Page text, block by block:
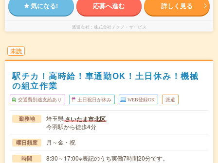
気になる! 応募へ進む 詳しく見る
派遣会社 株式会社テクノ・サービス
未読
駅チカ！高時給！車通勤OK！土日休み！機械
の組立作業
交通費別途支給あり 土日祝日が休み WEB登録OK 派遣
勤務地 埼玉県さいたま市北区
今羽駅から徒歩4分
曜日頻度 月～金・祝
時間 8:30～17:00※表記のうち実働7時間20分です。